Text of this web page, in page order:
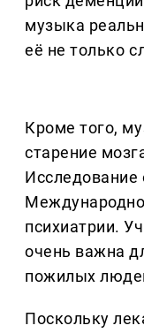
музыка
её не только
Кроме того,
старение
Исследование
психиатрии.
очень важна
пожилых
Поскольку